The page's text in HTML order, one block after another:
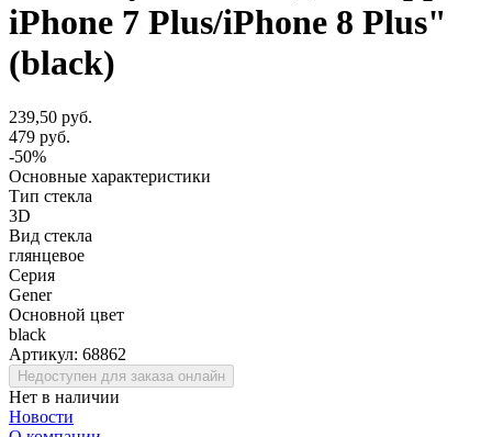
iPhone 7 Plus/iPhone 8 Plus"
(black)
239,50 руб.
479 руб.
-50%
Основные характеристики
Тип стекла
3D
Вид стекла
глянцевое
Серия
Gener
Основной цвет
black
Артикул: 68862
Недоступен для заказа онлайн
Нет в наличии
Новости